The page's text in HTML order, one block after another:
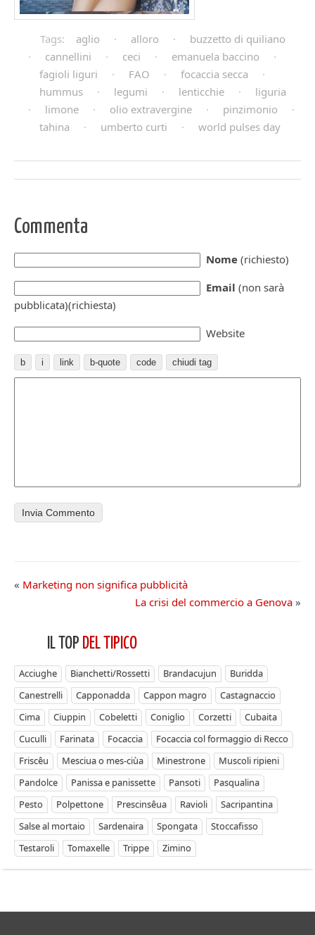
Tags: aglio · alloro ·
buzzetto di quiliano
·
cannellini · ceci · emanuela baccino
·
fagioli liguri
· FAO · focaccia secca
·
hummus
· legumi · lenticchie ·
liguria
·
limone · olio extravergine · pinzimonio
·
tahina
· umberto curti · world pulses day
Commenta
Nome (richiesto)
Email (non sarà
pubblicata)(richiesta)
Website
« Marketing non significa pubblicità
La crisi del commercio a Genova »
IL TOP DEL TIPICO
Acciughe Bianchetti/Rossetti Brandacujun
Buridda
Canestrelli
Capponadda Cappon magro
Castagnaccio
Cima
Ciuppin Cobeletti Coniglio Corzetti
Cubaita
Cuculli
Farinata Focaccia
Focaccia col formaggio di Recco
Friscêu
Mesciua o mes-ciùa Minestrone
Muscoli ripieni
Pandolce
Panissa e panissette Pansoti
Pasqualina
Pesto
Polpettone Prescinsêua Ravioli
Sacripantina
Salse al mortaio
Sardenaira Spongata
Stoccafisso
Testaroli
Tomaxelle Trippe Zimino